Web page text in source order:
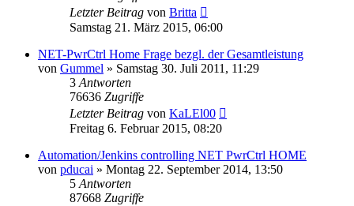
Letzter Beitrag von Britta
Samstag 21. März 2015, 06:00
NET-PwrCtrl Home Frage bezgl. der Gesamtleistung
von Gummel » Samstag 30. Juli 2011, 11:29
3 Antworten
76636 Zugriffe
Letzter Beitrag von KaLEl00
Freitag 6. Februar 2015, 08:20
Automation/Jenkins controlling NET PwrCtrl HOME
von pducai » Montag 22. September 2014, 13:50
5 Antworten
87668 Zugriffe